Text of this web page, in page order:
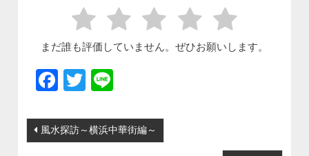
まだ誰も評価していません。ぜひお願いします。
Facebook
Twitter
投稿ナビゲーション
風水探訪～横浜中華街編～